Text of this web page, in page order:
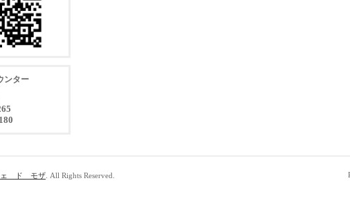
ンター
ェ ド モザ . All Rights Reserved.